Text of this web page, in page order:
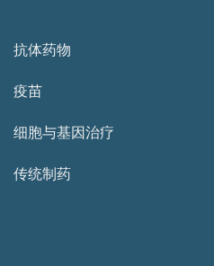
抗体药物
疫苗
细胞与基因治疗
传统制药